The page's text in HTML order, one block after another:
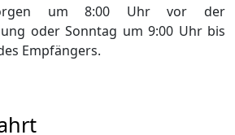
um 8:00 Uhr vor der
oder Sonntag um 9:00 Uhr bis
Empfängers.